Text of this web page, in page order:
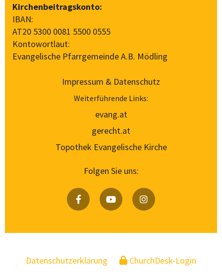
Kirchenbeitragskonto:
IBAN:
AT20 5300 0081 5500 0555
Kontowortlaut:
Evangelische Pfarrgemeinde A.B. Mödling
Impressum & Datenschutz
Weiterführende Links:
evang.at
gerecht.at
Topothek Evangelische Kirche
Folgen Sie uns:
Datenschutzerklärung ChurchDesk-Login